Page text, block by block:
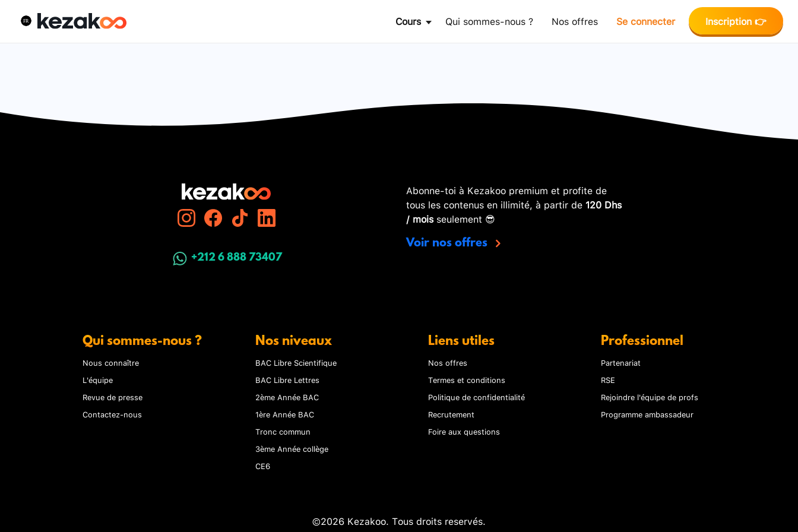
Cours Qui sommes-nous ? Nos offres Se connecter Inscription 👉
+212 6 888 73407
Abonne-toi à Kezakoo premium et profite de
tous les contenus en illimité, à partir de 120 Dhs
/ moisseulement 😎
Voir nos offres
Qui sommes-nous ?
Nous connaître
L'équipe
Revue de presse
Contactez-nous
Nos niveaux
BAC Libre Scientifique
BAC Libre Lettres
2ème Année BAC
1ère Année BAC
Tronc commun
3ème Année collège
CE6
Liens utiles
Nos offres
Termes et conditions
Politique de confidentialité
Recrutement
Foire aux questions
Professionnel
Partenariat
RSE
Rejoindre l'équipe de profs
Programme ambassadeur
©2026 Kezakoo. Tous droits reservés.